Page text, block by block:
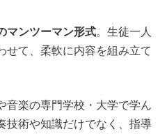
マンツーマン形式。生徒一人
せて、柔軟に内容を組み立て
音楽の専門学校・大学で学ん
技術や知識だけでなく、指導